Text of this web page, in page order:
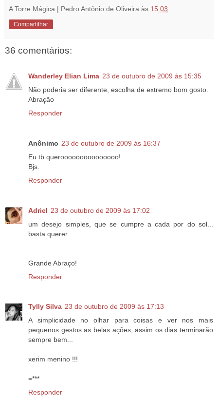
A Torre Mágica | Pedro Antônio de Oliveira às 15:03
Compartilhar
36 comentários:
Wanderley Elian Lima 23 de outubro de 2009 às 15:35
Não poderia ser diferente, escolha de extremo bom gosto.
Abração
Responder
Anônimo 23 de outubro de 2009 às 16:37
Eu tb querooooooooooooooo!
Bjs.
Responder
Adriel 23 de outubro de 2009 às 17:02
um desejo simples, que se cumpre a cada por do sol...
basta querer
Grande Abraço!
Responder
Tylly Silva 23 de outubro de 2009 às 17:13
A simplicidade no olhar para coisas e ver nos mais
pequenos gestos as belas ações, assim os dias terminarão
sempre bem...
xerim menino !!!
=***
Responder